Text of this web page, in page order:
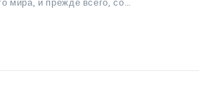
мира, и прежде всего, со…